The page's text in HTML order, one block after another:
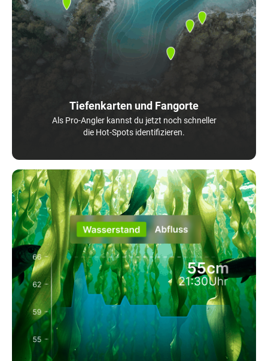
Tiefenkarten und Fangorte
Als Pro-Angler kannst du jetzt noch schneller
die Hot-Spots identifizieren.